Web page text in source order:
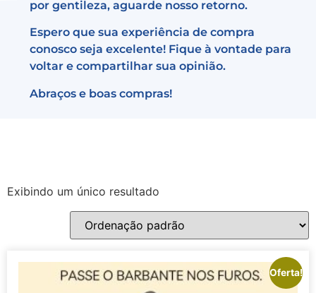
por gentileza, aguarde nosso retorno.
Espero que sua experiência de compra
conosco seja excelente! Fique à vontade para
voltar e compartilhar sua opinião.
Abraços e boas compras!
Exibindo um único resultado
Oferta!